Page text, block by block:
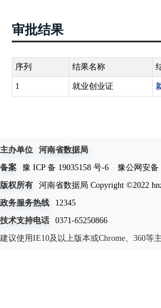
审批结果
序列 结果名称
1 就业创业证
主办单位
河南省数据局
备案
豫 ICP 备 19035158 号-6
豫公网安备
版权所有
河南省数据局 Copyright ©2022
政务服务热线
12345
技术支持电话
0371-65250866
建议使用IE10及以上版本或Chrome、360等